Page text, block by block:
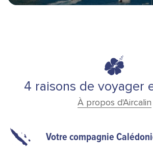
4 raisons de voyager
À propos d'Aircalin
Votre compagnie